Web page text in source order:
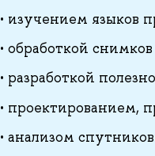
• изучением языков
• обработкой
• разработкой
• проектированием,
• анализом